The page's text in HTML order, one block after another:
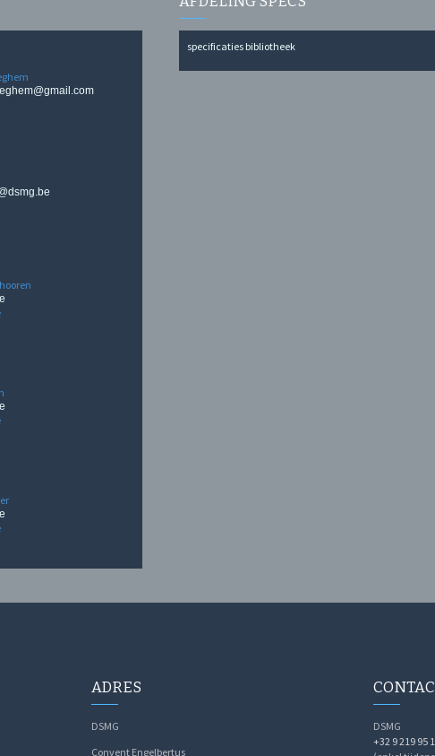
specificaties bibliotheek
ADRES
DSMG
Convent Engelbertus
DSMG
+32 9 219 95